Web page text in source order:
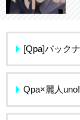
[Qpa]バック
Qpa×麗人